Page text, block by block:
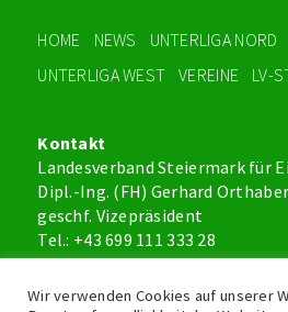
HOME NEWS UNTERLIGA NORD
UNTERLIGA WEST
VEREINE LV-
Kontakt
Landesverband Steiermark für
Dipl.-Ing. (FH) Gerhard Orthaber
geschf. Vizepräsident
Tel.: +43 699 111 333 28
office@lv-stmk.at
Wir verwenden Cookies auf unserer